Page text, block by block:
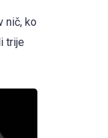
nič, ko
trije